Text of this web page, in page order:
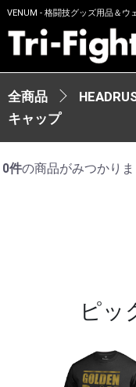
VENUM - 格闘技グッズ用品＆ウ
全商品
キャップ
0件の商品がみつかりま
ピッ